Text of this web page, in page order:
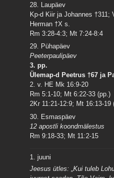
28. Laupäev
Kp-d Kiir ja Johannes †311;
Herman †X s.
Rm 3:28-4:3; Mt 7:24-8:4
29. Pühapäev
Peeterpaulipäev
3. pp.
Ülemap-d Peetrus †67 ja
2. v. HE Mk 16:9-20
Rm 5:1-10; Mt 6:22-33 (pp.)
2Kr 11:21-12:9; Mt 16:13-19
30. Esmaspäev
12 apostli koondmälestus
Rm 9:18-33; Mt 11:2-15
1. juuni
Jeesus ütles: „Kui tuleb